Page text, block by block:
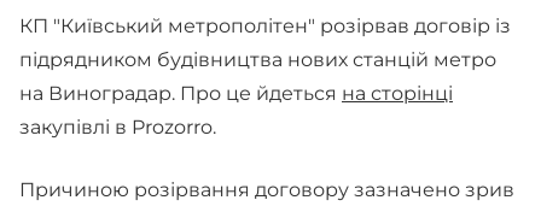
КП "Київський метрополітен" розірвав договір із
підрядником будівництва нових станцій метро
на Виноградар. Про це йдеться на сторінці
закупівлі в Prozorro.
Причиною розірвання договору зазначено зрив